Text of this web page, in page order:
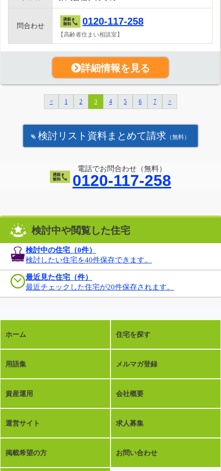
問合わせ 0120-117-258
【高齢者住まい相談室】
詳細情報を見る
< 1 2 3 4 5 6 7 >
検討リスト資料まとめて請求 （無料）
電話でお問合わせ（無料）
0120-117-258
検討中や閲覧した住宅
検討中の住宅（0件）
検討したい住宅を40件保存できます。
最近見た住宅（件）
最近チェックした住宅が20件保存されます。
ホーム 住宅を探す
用語集 メルマガ登録
資産運用 会社概要
運営サイト 求人募集
掲載希望の方 お問い合わせ